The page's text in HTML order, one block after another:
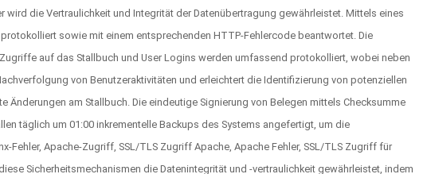
die Vertraulichkeit und Integrität der Datenübertragung gewährleistet. Mittels eines
sowie mit einem entsprechenden HTTP-Fehlercode beantwortet. Die
auf das Stallbuch und User Logins werden umfassend protokolliert, wobei neben
von Benutzeraktivitäten und erleichtert die Identifizierung von potenziellen
am Stallbuch. Die eindeutige Signierung von Belegen mittels Checksumme
täglich um 01:00 inkrementelle Backups des Systems angefertigt, um die
Apache-Zugriff, SSL/TLS Zugriff Apache, Apache Fehler, SSL/TLS Zugriff für
Sicherheitsmechanismen die Datenintegrität und -vertraulichkeit gewährleistet, indem